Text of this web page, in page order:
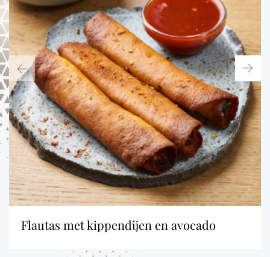
flautas met kippendijen en avocado